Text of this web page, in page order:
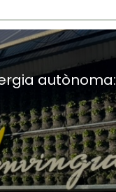
autònoma: